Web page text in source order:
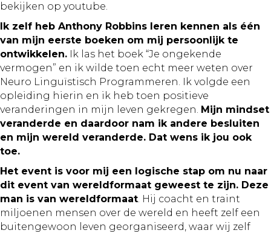
bekijken op youtube.
Ik zelf heb Anthony Robbins leren kennen als één
van mijn eerste boeken om mij persoonlijk te
ontwikkelen. Ik las het boek “Je ongekende
vermogen” en ik wilde toen echt meer weten over
Neuro Linguïstisch Programmeren. Ik volgde een
opleiding hierin en ik heb toen positieve
veranderingen in mijn leven gekregen. Mijn mindset
veranderde en daardoor nam ik andere besluiten
en mijn wereld veranderde. Dat wens ik jou ook
toe.
Het event is voor mij een logische stap om nu naar
dit event van wereldformaat geweest te zijn. Deze
man is van wereldformaat. Hij coacht en traint
miljoenen mensen over de wereld en heeft zelf een
buitengewoon leven georganiseerd, waar wij zelf